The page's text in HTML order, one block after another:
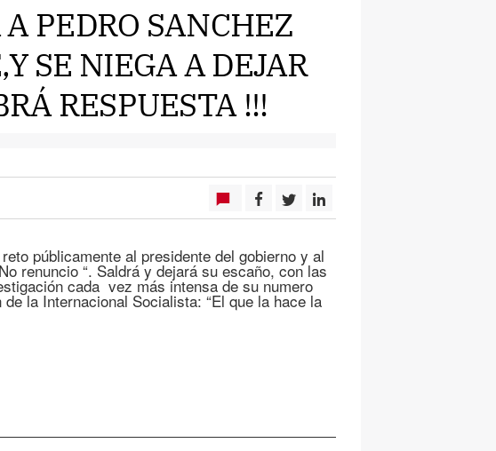
A PEDRO SANCHEZ
SE NIEGA A DEJAR
RESPUESTA !!!
públicamente al presidente del gobierno y al
renuncio “. Saldrá y dejará su escaño, con las
cada vez más intensa de su numero
la Internacional Socialista: “El que la hace la